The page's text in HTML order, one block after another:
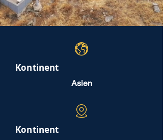
Kontinent
Asien
Kontinent